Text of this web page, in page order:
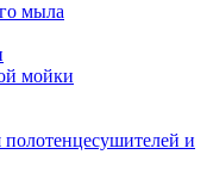
мыла
мойки
и